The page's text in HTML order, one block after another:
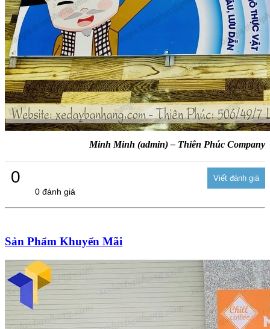
Minh Minh (admin) – Thiên Phúc Company
0
0 đánh giá
Sản Phẩm Khuyến Mãi